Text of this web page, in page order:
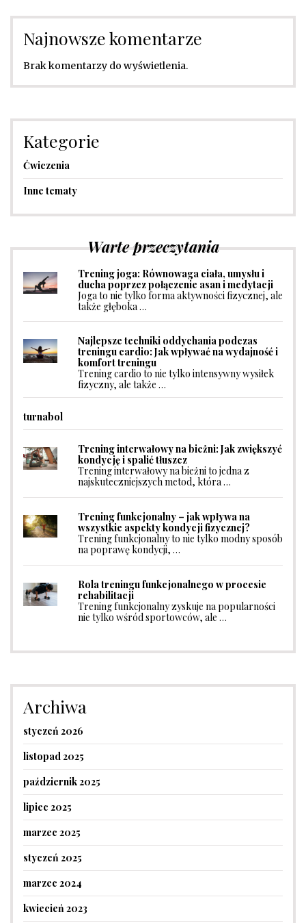
Najnowsze komentarze
Brak komentarzy do wyświetlenia.
Kategorie
Ćwiczenia
Inne tematy
Warte przeczytania
Trening joga: Równowaga ciała, umysłu i
ducha poprzez połączenie asan i medytacji
Joga to nie tylko forma aktywności fizycznej, ale
także głęboka …
Najlepsze techniki oddychania podczas
treningu cardio: Jak wpływać na wydajność i
komfort treningu
Trening cardio to nie tylko intensywny wysiłek
fizyczny, ale także …
turnabol
Trening interwałowy na bieżni: Jak zwiększyć
kondycję i spalić tłuszcz
Trening interwałowy na bieżni to jedna z
najskuteczniejszych metod, która …
Trening funkcjonalny – jak wpływa na
wszystkie aspekty kondycji fizycznej?
Trening funkcjonalny to nie tylko modny sposób
na poprawę kondycji, …
Rola treningu funkcjonalnego w procesie
rehabilitacji
Trening funkcjonalny zyskuje na popularności
nie tylko wśród sportowców, ale …
Archiwa
styczeń 2026
listopad 2025
październik 2025
lipiec 2025
marzec 2025
styczeń 2025
marzec 2024
kwiecień 2023